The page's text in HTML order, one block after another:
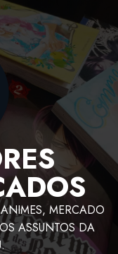
MERCADO
ASSUNTOS DA